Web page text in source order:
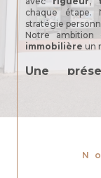
chaque étape.
stratégie
Notre
immobilière un
Une